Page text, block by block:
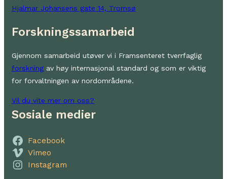
Hjalmar Johansens gate 14, Tromsø
Forskningssamarbeid
Gjennom samarbeid utøver vi i Framsenteret tverrfaglig
forskning av høy internasjonal standard og som er viktig
for forvaltningen av nordområdene.
Vil du vite mer om oss?
Sosiale medier
Facebook
Vimeo
Instagram